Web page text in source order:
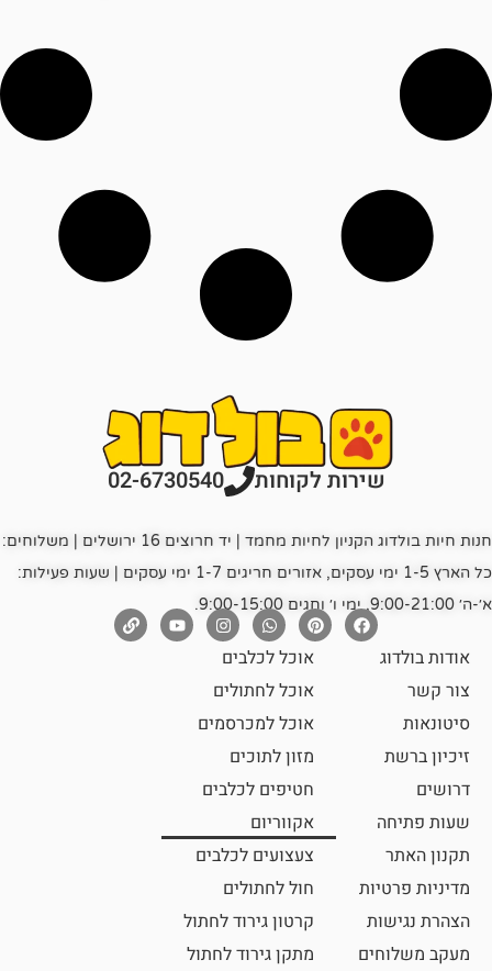
לקוחות 02-6730540
חנות חיות בולדוג הקניון לחיות מחמד | יד חרוצים 16 ירושלים | משלוחים:
כל הארץ 1-5 ימי עסקים, אזורים חריגים 1-7 ימי עסקים | שעות פעילות:
אוכל לכלבים
אוכל לחתולים
אוכל למכרסמים
מזון לתוכים
חטיפים לכלבים
אקווריום
צעצועים לכלבים
חול לחתולים
קרטון גירוד לחתול
מתקן גירוד לחתול